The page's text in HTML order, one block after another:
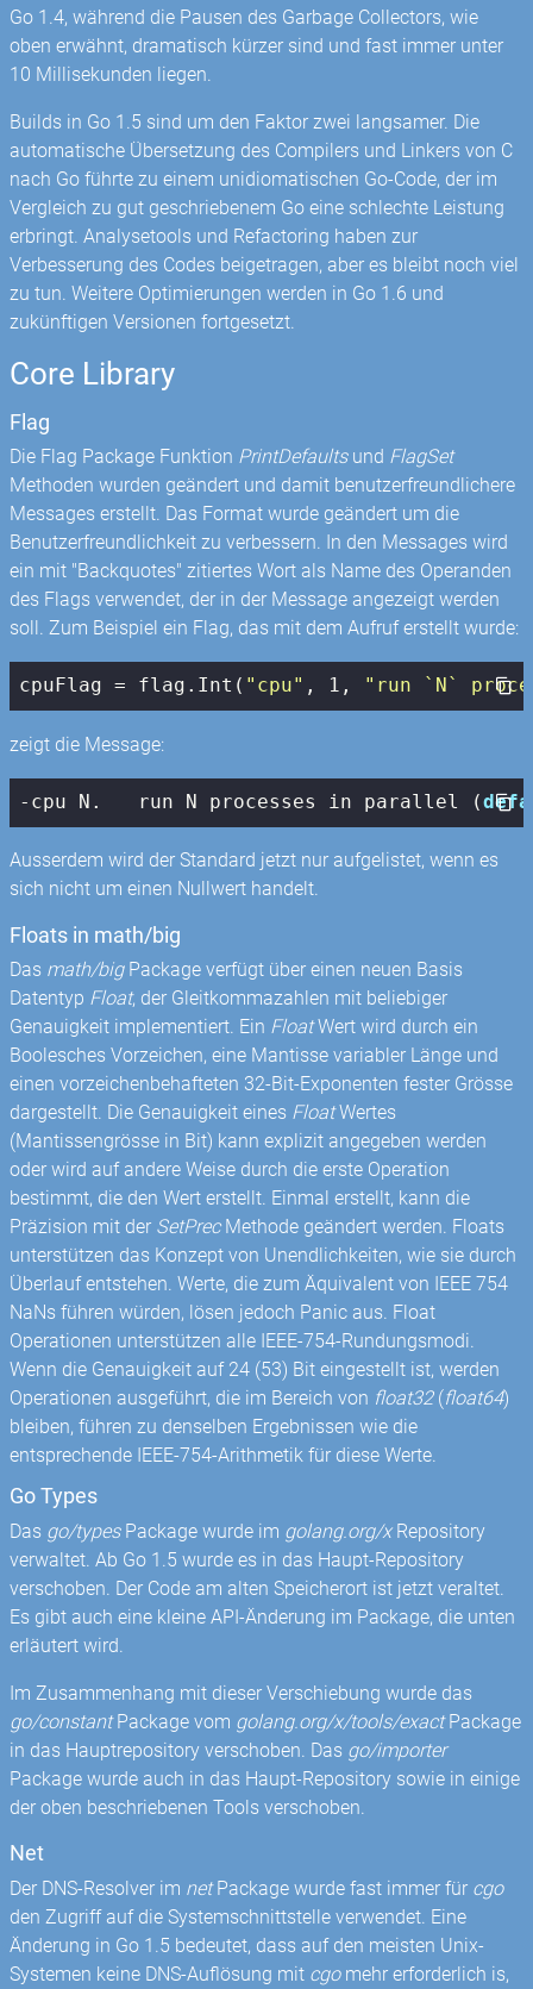
Go 1.4, während die Pausen des Garbage Collectors, wie
oben erwähnt, dramatisch kürzer sind und fast immer unter
10 Millisekunden liegen.
Builds in Go 1.5 sind um den Faktor zwei langsamer. Die
automatische Übersetzung des Compilers und Linkers von C
nach Go führte zu einem unidiomatischen Go-Code, der im
Vergleich zu gut geschriebenem Go eine schlechte Leistung
erbringt. Analysetools und Refactoring haben zur
Verbesserung des Codes beigetragen, aber es bleibt noch viel
zu tun. Weitere Optimierungen werden in Go 1.6 und
zukünftigen Versionen fortgesetzt.
Core Library
Flag
Die Flag Package Funktion PrintDefaultsund FlagSet
Methoden wurden geändert und damit benutzerfreundlichere
Messages erstellt. Das Format wurde geändert um die
Benutzerfreundlichkeit zu verbessern. In den Messages wird
ein mit "Backquotes" zitiertes Wort als Name des Operanden
des Flags verwendet, der in der Message angezeigt werden
soll. Zum Beispiel ein Flag, das mit dem Aufruf erstellt wurde:
cpuFlag = flag.Int( "cpu" , 1 , "run `N`
zeigt die Message:
-cpu N.   run N processes in parallel (
Ausserdem wird der Standard jetzt nur aufgelistet, wenn es
sich nicht um einen Nullwert handelt.
Floats in math/big
Das math/bigPackage verfügt über einen neuen Basis
Datentyp Float, der Gleitkommazahlen mit beliebiger
Genauigkeit implementiert. Ein FloatWert wird durch ein
Boolesches Vorzeichen, eine Mantisse variabler Länge und
einen vorzeichenbehafteten 32-Bit-Exponenten fester Grösse
dargestellt. Die Genauigkeit eines FloatWertes
(Mantissengrösse in Bit) kann explizit angegeben werden
oder wird auf andere Weise durch die erste Operation
bestimmt, die den Wert erstellt. Einmal erstellt, kann die
Präzision mit der SetPrecMethode geändert werden. Floats
unterstützen das Konzept von Unendlichkeiten, wie sie durch
Überlauf entstehen. Werte, die zum Äquivalent von IEEE 754
NaNs führen würden, lösen jedoch Panic aus. Float
Operationen unterstützen alle IEEE-754-Rundungsmodi.
Wenn die Genauigkeit auf 24 (53) Bit eingestellt ist, werden
Operationen ausgeführt, die im Bereich von float32(float64)
bleiben, führen zu denselben Ergebnissen wie die
entsprechende IEEE-754-Arithmetik für diese Werte.
Go Types
Das go/typesPackage wurde im golang.org/xRepository
verwaltet. Ab Go 1.5 wurde es in das Haupt-Repository
verschoben. Der Code am alten Speicherort ist jetzt veraltet.
Es gibt auch eine kleine API-Änderung im Package, die unten
erläutert wird.
Im Zusammenhang mit dieser Verschiebung wurde das
go/constantPackage vom golang.org/x/tools/exactPackage
in das Hauptrepository verschoben. Das go/importer
Package wurde auch in das Haupt-Repository sowie in einige
der oben beschriebenen Tools verschoben.
Net
Der DNS-Resolver im netPackage wurde fast immer für cgo
den Zugriff auf die Systemschnittstelle verwendet. Eine
Änderung in Go 1.5 bedeutet, dass auf den meisten Unix-
Systemen keine DNS-Auflösung mit cgomehr erforderlich is,